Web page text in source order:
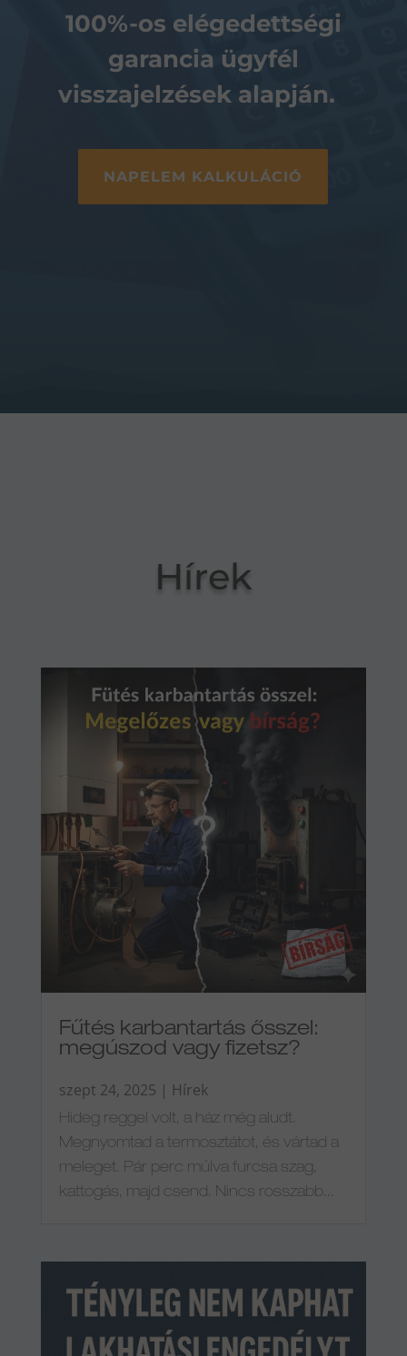
100%-os elégedettségi
garancia ügyfél
visszajelzések alapján.
NAPELEM KALKULÁCIÓ
Hírek
Fűtés karbantartás ősszel:
megúszod vagy fizetsz?
szept 24, 2025 | Hírek
Hideg reggel volt, a ház még aludt.
Megnyomtad a termosztátot, és vártad a
meleget. Pár perc múlva furcsa szag,
kattogás, majd csend. Nincs rosszabb...